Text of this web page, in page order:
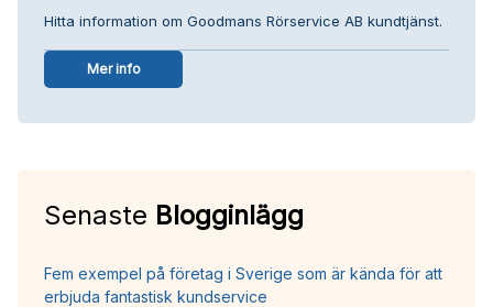
Hitta information om Goodmans Rörservice AB kundtjänst.
Mer info
Senaste Blogginlägg
Fem exempel på företag i Sverige som är kända för att
erbjuda fantastisk kundservice